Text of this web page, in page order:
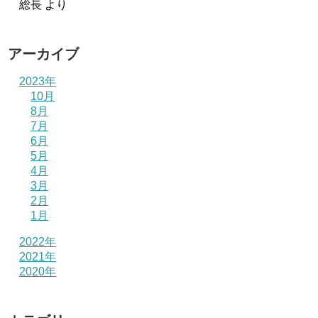
総長 より
アーカイブ
2023年
10月
8月
7月
6月
5月
4月
3月
2月
1月
2022年
2021年
2020年